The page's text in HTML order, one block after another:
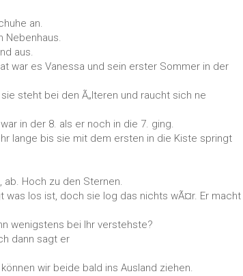
an.
aus.
war es Vanessa und sein erster Sommer in der
steht bei den Ã„lteren und raucht sich ne
in der 8. als er noch in die 7. ging.
lange bis sie mit dem ersten in die Kiste springt
Hoch zu den Sternen.
los ist, doch sie log das nichts wÃ¤r. Er macht
wenigstens bei Ihr verstehste?
dann sagt er
wir beide bald ins Ausland ziehen.